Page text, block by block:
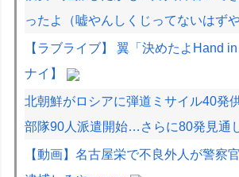
ったよ（嘘やんしくじってないはず
【ラブライブ】 翼「決めたよHand
ナイ】
北朝鮮がロシアに弾道ミサイル40発
部隊90人派遣開始…さらに80発見通
【動画】名古屋栄で不良外人が警察